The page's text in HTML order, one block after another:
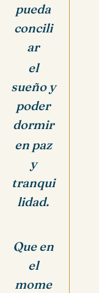
pueda
concili
ar
el
sueño y
poder
dormir
en paz
y
tranqui
lidad.
Que en
el
mome